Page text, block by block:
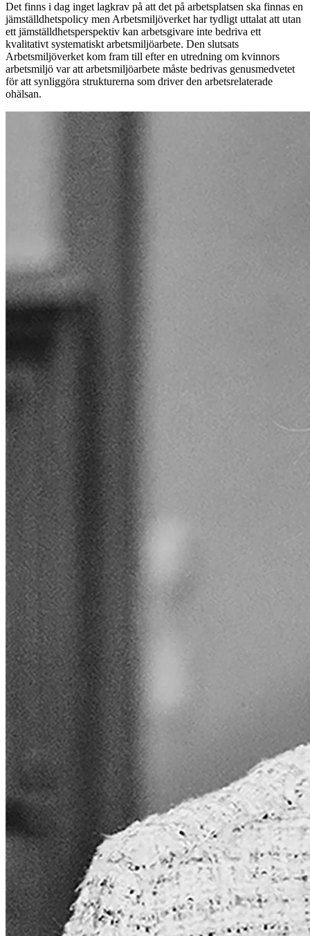
Det finns i dag inget lagkrav på att det på arbetsplatsen ska finnas en
jämställdhetspolicy men Arbetsmiljöverket har tydligt uttalat att utan
ett jämställdhetsperspektiv kan arbetsgivare inte bedriva ett
kvalitativt systematiskt arbetsmiljöarbete. Den slutsats
Arbetsmiljöverket kom fram till efter en utredning om kvinnors
arbetsmiljö var att arbetsmiljöarbete måste bedrivas genusmedvetet
för att synliggöra strukturerna som driver den arbetsrelaterade
ohälsan.